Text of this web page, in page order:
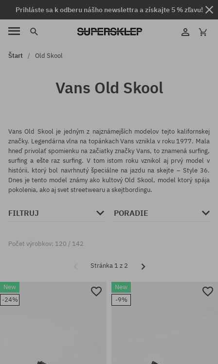
Prihláste sa k odberu nášho newslettra a získajte 5 % zľavu!
Štart Old Skool
Vans Old Skool
Vans Old Skool je jedným z najznámejších modelov tejto kalifornskej
značky. Legendárna vlna na topánkach Vans vznikla v roku 1977. Mala
hneď privolať spomienku na začiatky značky Vans, to znamená surfing,
surfing a ešte raz surfing. V tom istom roku vznikol aj prvý model v
histórii, ktorý bol navrhnutý špeciálne na jazdu na skejte – Style 36.
Dnes je tento model známy ako kultový Old Skool, model ktorý spája
pokolenia, ako aj svet streetwearu a skejtbordingu.
FILTRUJ PORADIE
Počet výrobkov: 120 / 142
Stránka 1 z 2
New
-24%
New
-9%